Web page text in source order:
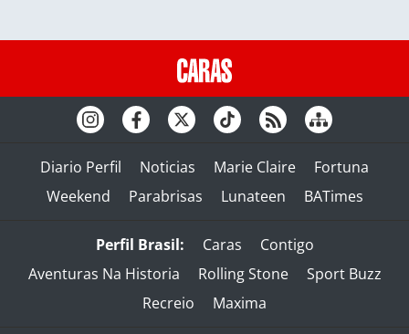
Diario Perfil Noticias Marie Claire
Fortuna
Weekend
Parabrisas Lunateen BATimes
Perfil Brasil: Caras
Contigo
Aventuras Na Historia
Rolling Stone
Sport Buzz
Recreio
Maxima